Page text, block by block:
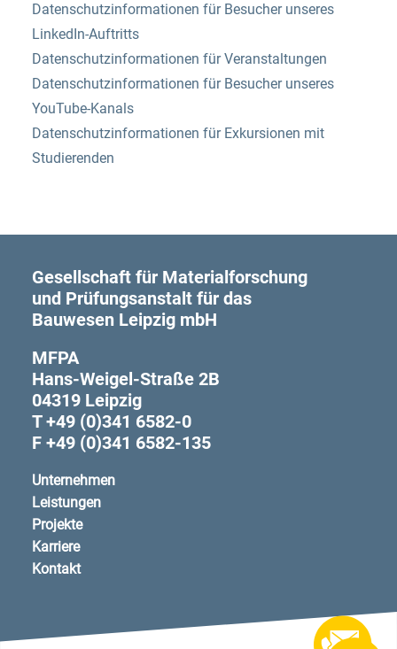
Datenschutzinformationen für Besucher unseres
LinkedIn-Auftritts
Datenschutzinformationen für Veranstaltungen
Datenschutzinformationen für Besucher unseres
YouTube-Kanals
Datenschutzinformationen für Exkursionen mit
Studierenden
Gesellschaft für Materialforschung
und Prüfungsanstalt für das
Bauwesen Leipzig mbH
MFPA
Hans-Weigel-Straße 2B
04319 Leipzig
T +49 (0)341 6582-0
F +49 (0)341 6582-135
Unternehmen
Leistungen
Projekte
Karriere
Kontakt